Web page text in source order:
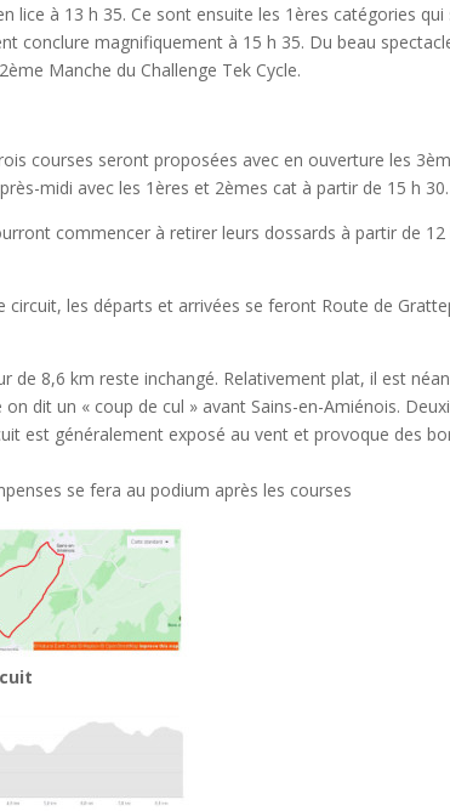
lice à 13 h 35. Ce sont ensuite les 1ères catégories
conclure magnifiquement à 15 h 35. Du beau
Manche du Challenge Tek Cycle.
courses seront proposées avec en ouverture les
midi avec les 1ères et 2èmes cat à partir de 15 h 30.
commencer à retirer leurs dossards à partir de
circuit, les départs et arrivées se feront Route de
de 8,6 km reste inchangé. Relativement plat, il est
dit un « coup de cul » avant Sains-en-Amiénois.
est généralement exposé au vent et provoque des
se fera au podium après les courses